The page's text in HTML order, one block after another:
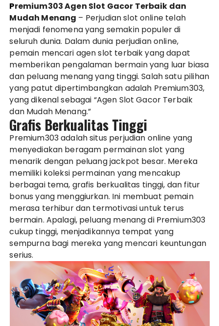
Premium303 Agen Slot Gacor Terbaik dan
Mudah Menang – Perjudian slot online telah
menjadi fenomena yang semakin populer di
seluruh dunia. Dalam dunia perjudian online,
pemain mencari agen slot terbaik yang dapat
memberikan pengalaman bermain yang luar biasa
dan peluang menang yang tinggi. Salah satu pilihan
yang patut dipertimbangkan adalah Premium303,
yang dikenal sebagai “Agen Slot Gacor Terbaik
dan Mudah Menang.”
Grafis Berkualitas Tinggi
Premium303 adalah situs perjudian online yang
menyediakan beragam permainan slot yang
menarik dengan peluang jackpot besar. Mereka
memiliki koleksi permainan yang mencakup
berbagai tema, grafis berkualitas tinggi, dan fitur
bonus yang menggiurkan. Ini membuat pemain
merasa terhibur dan termotivasi untuk terus
bermain. Apalagi, peluang menang di Premium303
cukup tinggi, menjadikannya tempat yang
sempurna bagi mereka yang mencari keuntungan
serius.